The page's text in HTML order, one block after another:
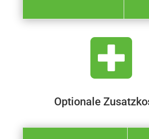

Optionale